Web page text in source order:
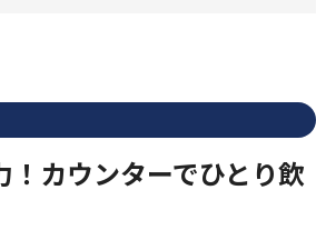
カウンターでひとり飲